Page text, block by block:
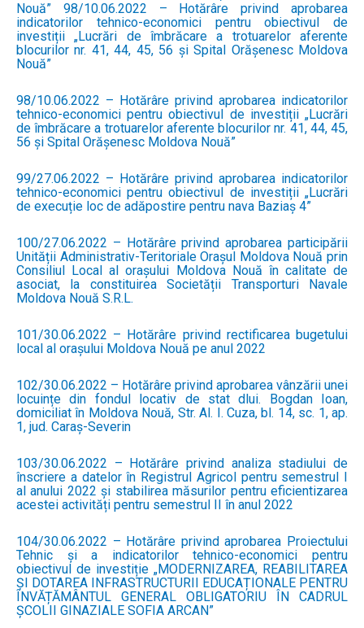
Nouă” 98/10.06.2022 – Hotărâre privind aprobarea
indicatorilor tehnico-economici pentru obiectivul de
investiții „Lucrări de îmbrăcare a trotuarelor aferente
blocurilor nr. 41, 44, 45, 56 și Spital Orășenesc Moldova
Nouă”
98/10.06.2022 – Hotărâre privind aprobarea indicatorilor
tehnico-economici pentru obiectivul de investiții „Lucrări
de îmbrăcare a trotuarelor aferente blocurilor nr. 41, 44, 45,
56 și Spital Orășenesc Moldova Nouă”
99/27.06.2022 – Hotărâre privind aprobarea indicatorilor
tehnico-economici pentru obiectivul de investiții „Lucrări
de execuție loc de adăpostire pentru nava Baziaș 4”
100/27.06.2022 – Hotărâre privind aprobarea participării
Unității Administrativ-Teritoriale Orașul Moldova Nouă prin
Consiliul Local al orașului Moldova Nouă în calitate de
asociat, la constituirea Societății Transporturi Navale
Moldova Nouă S.R.L.
101/30.06.2022 – Hotărâre privind rectificarea bugetului
local al orașului Moldova Nouă pe anul 2022
102/30.06.2022 – Hotărâre privind aprobarea vânzării unei
locuințe din fondul locativ de stat dlui. Bogdan Ioan,
domiciliat în Moldova Nouă, Str. Al. I. Cuza, bl. 14, sc. 1, ap.
1, jud. Caraș-Severin
103/30.06.2022 – Hotărâre privind analiza stadiului de
înscriere a datelor în Registrul Agricol pentru semestrul I
al anului 2022 și stabilirea măsurilor pentru eficientizarea
acestei activități pentru semestrul II în anul 2022
104/30.06.2022 – Hotărâre privind aprobarea Proiectului
Tehnic și a indicatorilor tehnico-economici pentru
obiectivul de investiție „MODERNIZAREA, REABILITAREA
ȘI DOTAREA INFRASTRUCTURII EDUCAȚIONALE PENTRU
ÎNVĂȚĂMÂNTUL GENERAL OBLIGATORIU ÎN CADRUL
ȘCOLII GINAZIALE SOFIA ARCAN”